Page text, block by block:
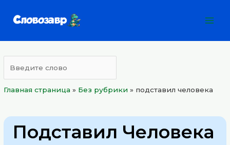
Главная страница » Без рубрики » подставил человека
Подставил Человека